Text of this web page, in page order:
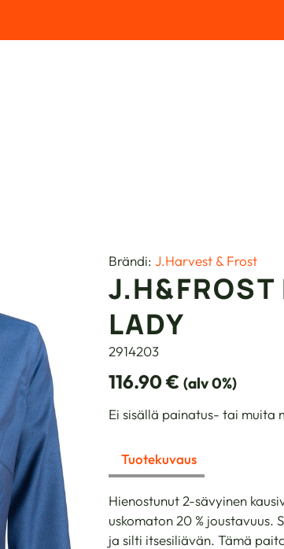
Brändi: J.Harvest & Frost
J.H&FROST
LADY
2914203
116.90€ (alv 0%)
Ei sisällä painatus- tai muita
Tuotekuvaus
Hienostunut 2-sävyinen
uskomaton 20 % joustavuus.
ja silti itsesiliävän. Tämä